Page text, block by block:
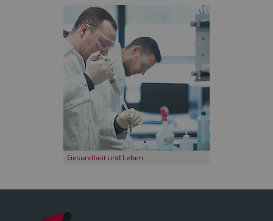
Gesundheit und Leben